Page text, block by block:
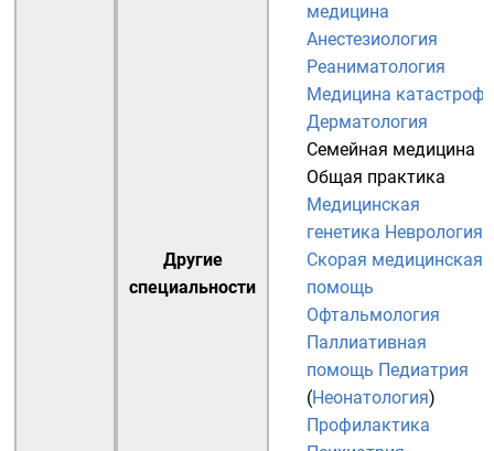
Другие
специальности
медицина
Анестезиология
Реаниматология
Медицина катастроф
Дерматология
Семейная медицина
Общая практика
Медицинская
генетика Неврология
Скорая медицинская
помощь
Офтальмология
Паллиативная
помощь Педиатрия
(Неонатология)
Профилактика